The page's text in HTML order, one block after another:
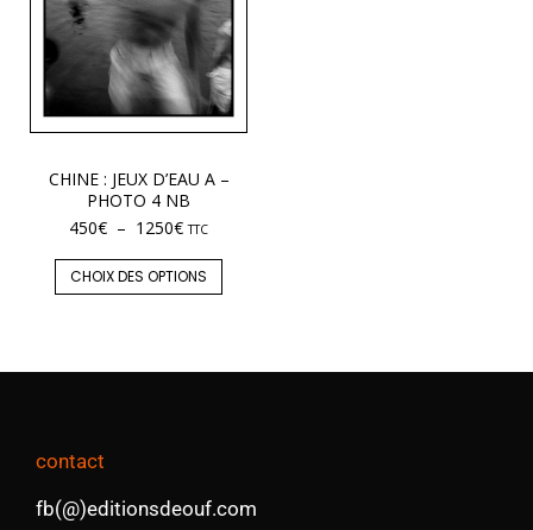
CHINE : JEUX D’EAU A –
PHOTO 4 NB
450€ – 1250€ TTC
CHOIX DES OPTIONS
contact
fb(@)editionsdeouf.com